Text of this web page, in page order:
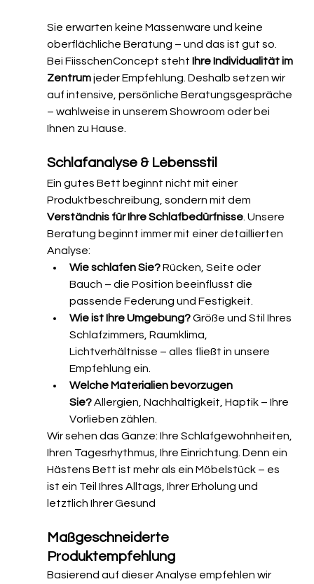
Sie erwarten keine Massenware und keine
oberflächliche Beratung – und das ist gut so.
Bei FiisschenConcept steht Ihre Individualität im
Zentrum jeder Empfehlung. Deshalb setzen wir
auf intensive, persönliche Beratungsgespräche
– wahlweise in unserem Showroom oder bei
Ihnen zu Hause.
Schlafanalyse & Lebensstil
Ein gutes Bett beginnt nicht mit einer
Produktbeschreibung, sondern mit dem
Verständnis für Ihre Schlafbedürfnisse. Unsere
Beratung beginnt immer mit einer detaillierten
Analyse:
Wie schlafen Sie? Rücken, Seite oder
Bauch – die Position beeinflusst die
passende Federung und Festigkeit.
Wie ist Ihre Umgebung? Größe und Stil Ihres
Schlafzimmers, Raumklima,
Lichtverhältnisse – alles fließt in unsere
Empfehlung ein.
Welche Materialien bevorzugen
Sie? Allergien, Nachhaltigkeit, Haptik – Ihre
Vorlieben zählen.
Wir sehen das Ganze: Ihre Schlafgewohnheiten,
Ihren Tagesrhythmus, Ihre Einrichtung. Denn ein
Hästens Bett ist mehr als ein Möbelstück – es
ist ein Teil Ihres Alltags, Ihrer Erholung und
letztlich Ihrer Gesund
Maßgeschneiderte
Produktempfehlung
Basierend auf dieser Analyse empfehlen wir